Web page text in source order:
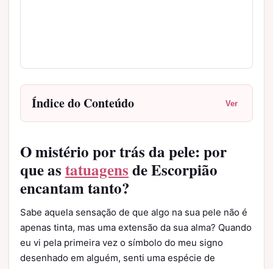
Índice do Conteúdo Ver
O mistério por trás da pele: por
que astatuagensde Escorpião
encantam tanto?
Sabe aquela sensação de que algo na sua pele não é
apenas tinta, mas uma extensão da sua alma? Quando
eu vi pela primeira vez o símbolo do meu signo
desenhado em alguém, senti uma espécie de